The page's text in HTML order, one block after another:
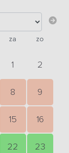
za zo
1 2
8 9
15 16
22 23